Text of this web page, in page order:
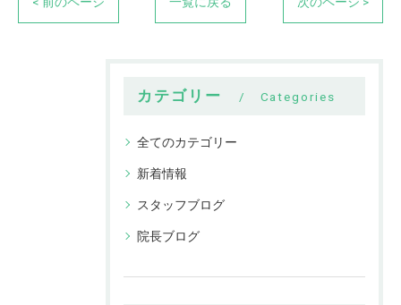
カテゴリー Categories
全てのカテゴリー
新着情報
スタッフブログ
院長ブログ